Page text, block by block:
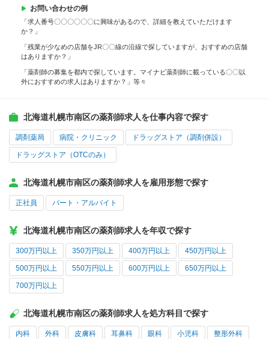
お問い合わせの例
「求人番号〇〇〇〇〇〇に興味があるので、詳細を教えていただけます
か？」
「残業が少なめの店舗をJR〇〇線の沿線で探していますが、おすすめの店舗
はありますか？」
「薬剤師の募集を都内で探しています。マイナビ薬剤師に載っている〇〇以
外におすすめの求人はありますか？」等々
北海道札幌市南区の薬剤師求人を仕事内容で探す
調剤薬局 病院・クリニック ドラッグストア（調剤併設）
ドラッグストア（OTCのみ）
北海道札幌市南区の薬剤師求人を雇用形態で探す
正社員 パート・アルバイト
北海道札幌市南区の薬剤師求人を年収で探す
300万円以上 350万円以上 400万円以上 450万円以上
500万円以上 550万円以上 600万円以上 650万円以上
700万円以上
北海道札幌市南区の薬剤師求人を処方科目で探す
内科 外科 皮膚科 耳鼻科 眼科 小児科 整形外科